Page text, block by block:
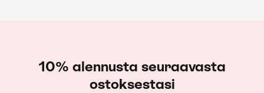
10% alennusta seuraavasta
ostoksestasi